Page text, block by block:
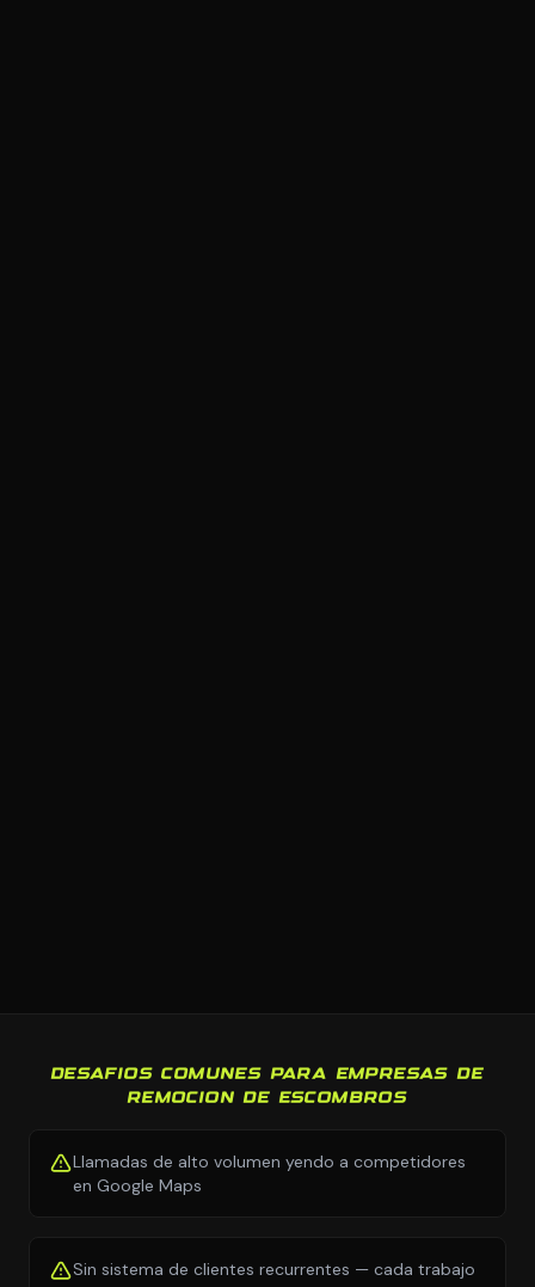
DESAFIOS COMUNES PARA EMPRESAS DE
REMOCION DE ESCOMBROS
Llamadas de alto volumen yendo a competidores
en Google Maps
Sin sistema de clientes recurrentes — cada trabajo